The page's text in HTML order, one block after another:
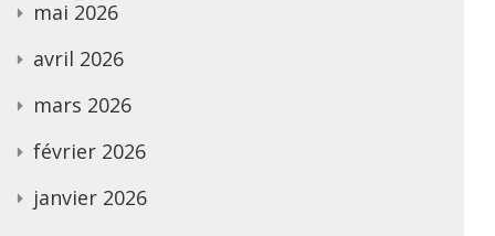
mai 2026
avril 2026
mars 2026
février 2026
janvier 2026